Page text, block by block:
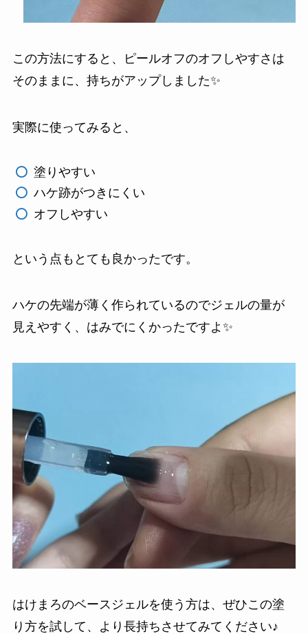
この方法にすると、ピールオフのオフしやすさは
そのままに、持ちがアップしました✨
実際に使ってみると、
塗りやすい
ハケ跡がつきにくい
オフしやすい
という点もとても良かったです。
ハケの先端が薄く作られているのでジェルの量が
見えやすく、はみでにくかったですよ✨
はけまろのベースジェルを使う方は、ぜひこの塗
り方を試して、より長持ちさせてみてください♪